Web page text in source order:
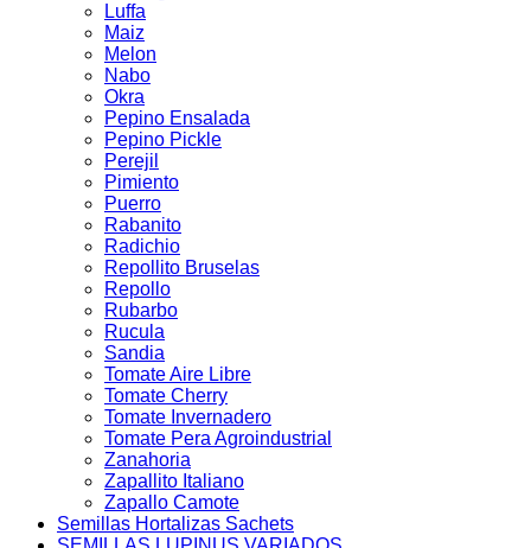
Luffa
Maiz
Melon
Nabo
Okra
Pepino Ensalada
Pepino Pickle
Perejil
Pimiento
Puerro
Rabanito
Radichio
Repollito Bruselas
Repollo
Rubarbo
Rucula
Sandia
Tomate Aire Libre
Tomate Cherry
Tomate Invernadero
Tomate Pera Agroindustrial
Zanahoria
Zapallito Italiano
Zapallo Camote
Semillas Hortalizas Sachets